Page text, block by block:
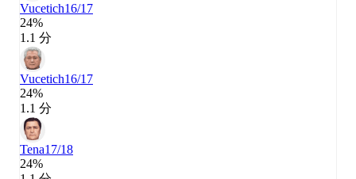
Vucetich16/17
24%
1.1 分
Vucetich16/17
24%
1.1 分
Tena17/18
24%